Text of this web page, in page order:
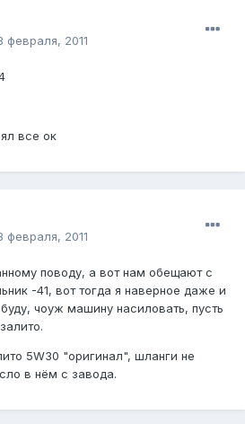
февраля, 2011
все ок
февраля, 2011
поводу, а вот нам обещают с
-41, вот тогда я наверное даже и
чоуж машину насиловать, пусть
5W30 "оригинал", шланги не
в нём с завода.